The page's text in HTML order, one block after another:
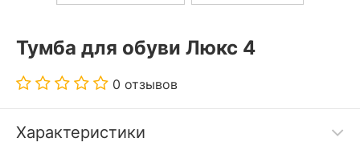
Тумба для обуви Люкс 4
0 отзывов
Характеристики